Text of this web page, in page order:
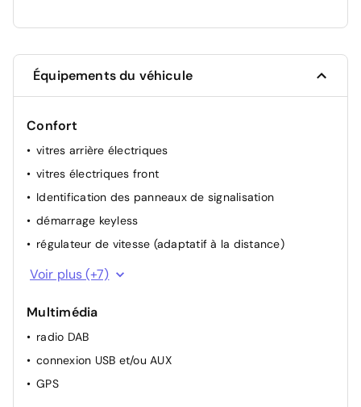
Équipements du véhicule
Confort
vitres arrière électriques
vitres électriques front
Identification des panneaux de signalisation
démarrage keyless
régulateur de vitesse (adaptatif à la distance)
volant chauffant
volant multifonctionel
rétroviseur(s) électr.
régulateur de vitesse
climatisation (automatique)
Voir plus (+7)
Multimédia
radio DAB
connexion USB et/ou AUX
GPS